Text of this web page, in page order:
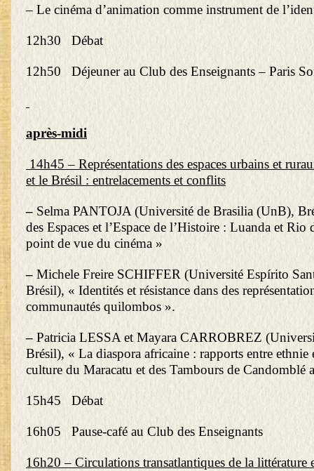
– Le cinéma d’animation comme instrument de
12h30 Débat
12h50 Déjeuner au Club des Enseignants – Paris
après-midi
14h45 – Représentations des espaces urbains et
et le Brésil : entrelacements et conflits
–Selma PANTOJA (Université de Brasilia (UnB),
des Espaces et l’Espace de l’Histoire : Luanda et Rio
point de vue du cinéma »
–Michele Freire SCHIFFER (Université Espírito
Brésil), « Identités et résistance dans des
communautés quilombos ».
– Patricia LESSA et Mayara CARROBREZ
Brésil), « La diaspora africaine : rapports entre ethnie
culture du Maracatu et des Tambours de Candomblé
15h45 Débat
16h05 Pause-café au Club des Enseignants
16h20 – Circulations transatlantiques de la littérature